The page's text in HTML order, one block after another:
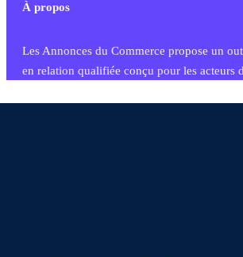
À propos
Les Annonces du Commerce propose un
en relation qualifiée conçu pour les acteurs
commercial et les collectivités territoriales,